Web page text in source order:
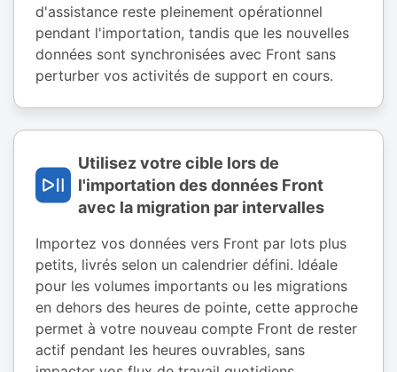
d'assistance reste pleinement opérationnel
pendant l'importation, tandis que les nouvelles
données sont synchronisées avec Front sans
perturber vos activités de support en cours.
Utilisez votre cible lors de
l'importation des données Front
avec la migration par intervalles
Importez vos données vers Front par lots plus
petits, livrés selon un calendrier défini. Idéale
pour les volumes importants ou les migrations
en dehors des heures de pointe, cette approche
permet à votre nouveau compte Front de rester
actif pendant les heures ouvrables, sans